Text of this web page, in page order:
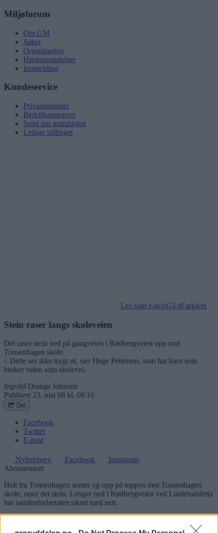
Miljøforum
Om GM
Saker
Organisasjon
Høringsuttalelser
Innmelding
Kundeservice
Privatannonser
Bedriftsannonser
Send inn gratulasjon
Ledige stillinger
Les som e-avisGå til arkivet
Stein raser langs skoleveien
Det raser stein ned på gangveien i Rødbergveien opp mot
Tonsenhagen skole.
– Dette ser ikke trygt ut, sier Hege Pettersen, som har barn som
bruker veien som skolevei.
Ingvild Drange Johnsen
Publisert 23. mai 08 kl. 08:16
Del
Facebook
Twitter
E-post
Nyhetsbrev Facebook
Instagram
Abonnement
Helt fra Tonsenhagen senter og opp på toppen mot Tonsenhagen
skole, raser det stein. Lenger ned i Rødbergveien ved Linderudsletta
har samferdselsetaten sikret med nett.